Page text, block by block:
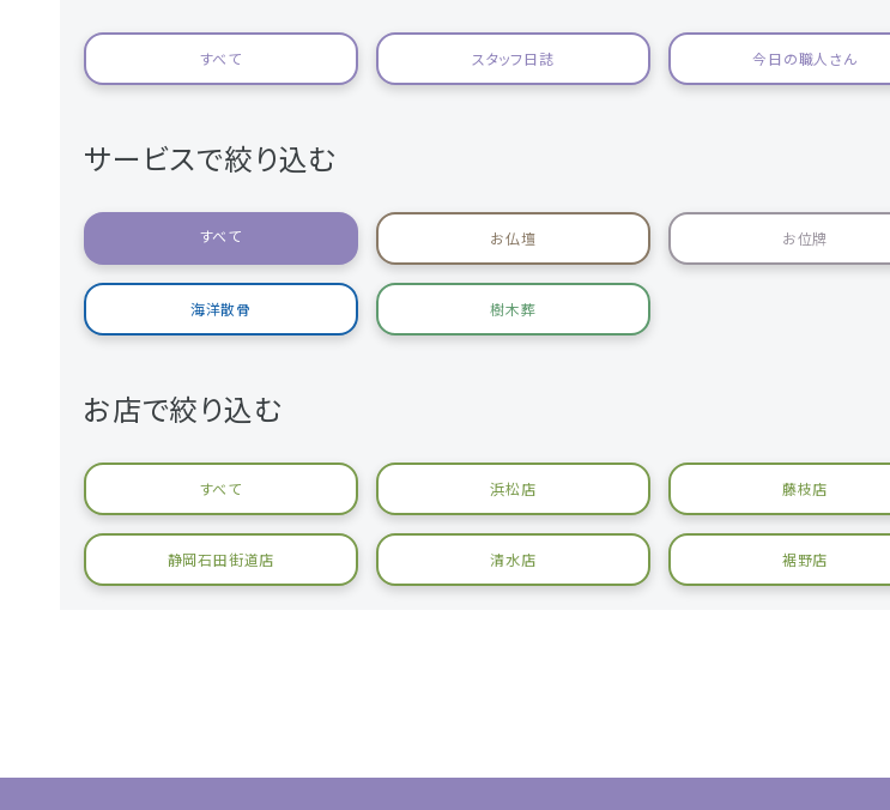
すべて スタッフ日誌 今日の職人さん
サービスで絞り込む
すべて お仏壇 お位牌
海洋散骨 樹木葬
お店で絞り込む
すべて 浜松店 藤枝店
静岡石田街道店 清水店 裾野店